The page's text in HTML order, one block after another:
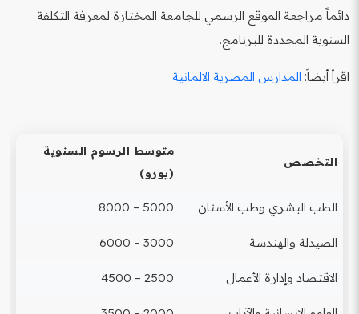
دائماً مراجعة الموقع الرسمي للجامعة المختارة لمعرفة التكلفة
السنوية المحددة للبرنامج.
اقرأ أيضاً: المدارس المصرية الالمانية
التخصص
متوسط الرسوم السنوية
(يورو)
الطب البشري وطب الأسنان 5000 – 8000
الصيدلة والهندسة 3000 – 6000
الاقتصاد وإدارة الأعمال 2500 – 4500